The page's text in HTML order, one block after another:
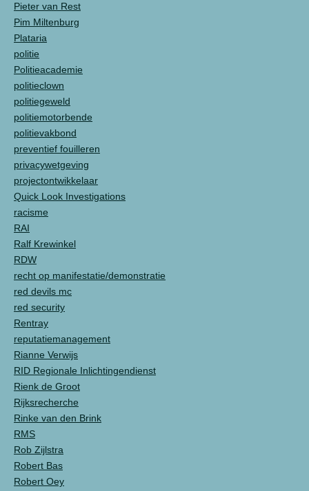
Pieter van Rest
Pim Miltenburg
Plataria
politie
Politieacademie
politieclown
politiegeweld
politiemotorbende
politievakbond
preventief fouilleren
privacywetgeving
projectontwikkelaar
Quick Look Investigations
racisme
RAI
Ralf Krewinkel
RDW
recht op manifestatie/demonstratie
red devils mc
red security
Rentray
reputatiemanagement
Rianne Verwijs
RID Regionale Inlichtingendienst
Rienk de Groot
Rijksrecherche
Rinke van den Brink
RMS
Rob Zijlstra
Robert Bas
Robert Oey